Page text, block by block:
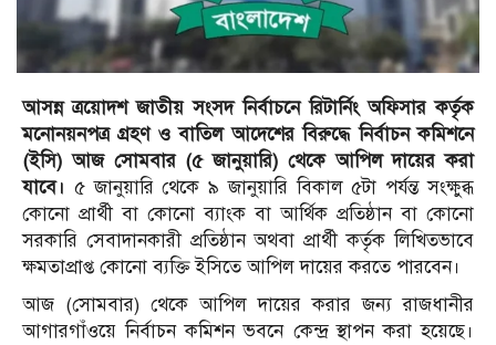
আসন্ন ত্রয়োদশ জাতীয় সংসদ নির্বাচনে রিটার্নিং অফিসার কর্তৃক
মনোনয়নপত্র গ্রহণ ও বাতিল আদেশের বিরুদ্ধে নির্বাচন কমিশনে
(ইসি) আজ সোমবার (৫ জানুয়ারি) থেকে আপিল দায়ের করা
যাবে। ৫ জানুয়ারি থেকে ৯ জানুয়ারি বিকাল ৫টা পর্যন্ত সংক্ষুব্ধ
কোনো প্রার্থী বা কোনো ব্যাংক বা আর্থিক প্রতিষ্ঠান বা কোনো
সরকারি সেবাদানকারী প্রতিষ্ঠান অথবা প্রার্থী কর্তৃক লিখিতভাবে
ক্ষমতাপ্রাপ্ত কোনো ব্যক্তি ইসিতে আপিল দায়ের করতে পারবেন।
আজ (সোমবার) থেকে আপিল দায়ের করার জন্য রাজধানীর
আগারগাঁওয়ে নির্বাচন কমিশন ভবনে কেন্দ্র স্থাপন করা হয়েছে।